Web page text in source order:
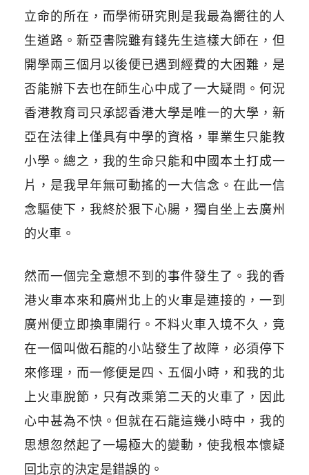
立命的所在，而學術研究則是我最為嚮往的人
生道路。新亞書院雖有錢先生這樣大師在，但
開學兩三個月以後便已遇到經費的大困難，是
否能辦下去也在師生心中成了一大疑問。何況
香港教育司只承認香港大學是唯一的大學，新
亞在法律上僅具有中學的資格，畢業生只能教
小學。總之，我的生命只能和中國本土打成一
片，是我早年無可動搖的一大信念。在此一信
念驅使下，我終於狠下心腸，獨自坐上去廣州
的火車。
然而一個完全意想不到的事件發生了。我的香
港火車本來和廣州北上的火車是連接的，一到
廣州便立即換車開行。不料火車入境不久，竟
在一個叫做石龍的小站發生了故障，必須停下
來修理，而一修便是四、五個小時，和我的北
上火車脫節，只有改乘第二天的火車了，因此
心中甚為不快。但就在石龍這幾小時中，我的
思想忽然起了一場極大的變動，使我根本懷疑
回北京的決定是錯誤的。